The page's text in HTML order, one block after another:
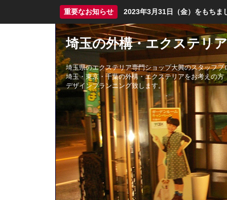
重要なお知らせ 2023年3月31日（金）をもちま
埼玉の外構・エクステリ
埼玉県のエクステリア専門ショップ大興のスタッフブ
埼玉・東京・千葉の外構・エクステリアをお考えの方
デザインプランニング致します。